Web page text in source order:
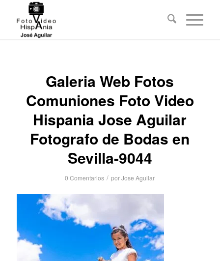
Galeria Web Fotos
Comuniones Foto Video
Hispania Jose Aguilar
Fotografo de Bodas en
Sevilla-9044
0 Comentarios / porJose Aguilar